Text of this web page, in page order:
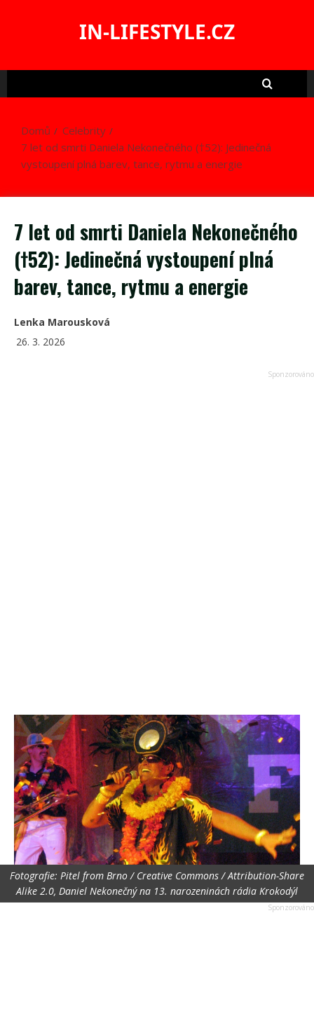
IN-LIFESTYLE.CZ
Domů
Celebrity
7 let od smrti Daniela Nekonečného (†52): Jedinečná
vystoupení plná barev, tance, rytmu a energie
7 let od smrti Daniela Nekonečného
(†52): Jedinečná vystoupení plná
barev, tance, rytmu a energie
Lenka Marousková
26. 3. 2026
Fotografie: Pitel from Brno / Creative Commons / Attribution-Share
Alike 2.0, Daniel Nekonečný na 13. narozeninách rádia Krokodýl